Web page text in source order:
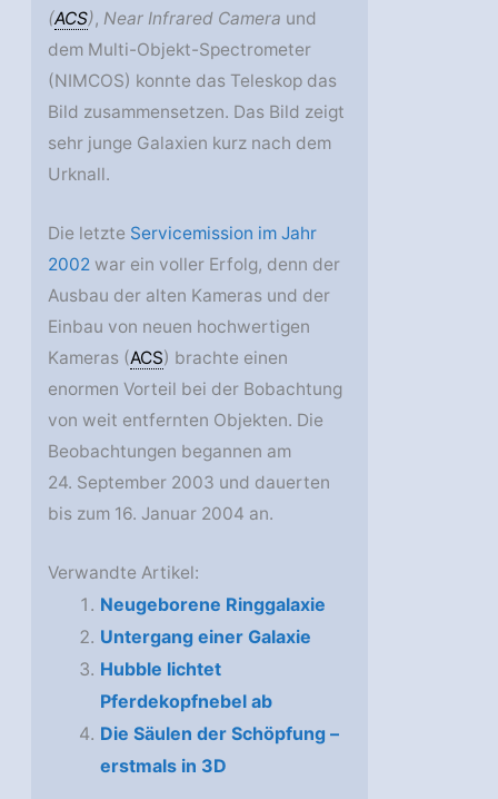
(ACS),Near Infrared Camera und
dem Multi-Objekt-Spectrometer
(NIMCOS) konnte das Teleskop das
Bild zusammensetzen. Das Bild zeigt
sehr junge Galaxien kurz nach dem
Urknall.
Die letzte Servicemission im Jahr
2002 war ein voller Erfolg, denn der
Ausbau der alten Kameras und der
Einbau von neuen hochwertigen
Kameras (ACS) brachte einen
enormen Vorteil bei der Bobachtung
von weit entfernten Objekten. Die
Beobachtungen begannen am
24. September 2003 und dauerten
bis zum 16. Januar 2004 an.
Verwandte Artikel:
Neugeborene Ringgalaxie
Untergang einer Galaxie
Hubble lichtet
Pferdekopfnebel ab
Die Säulen der Schöpfung –
erstmals in 3D